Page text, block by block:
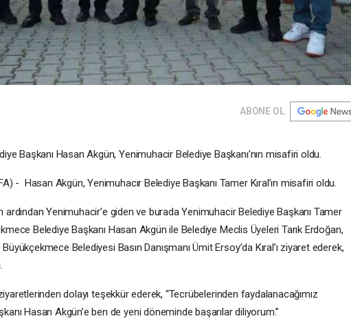
ABONE OL
Başkanı Hasan Akgün, Yenimuhacir Belediye Başkanı’nın misafiri oldu.
- Hasan Akgün, Yenimuhacır Belediye Başkanı Tamer Kıral’ın misafiri oldu.
ardından Yenimuhacir’e giden ve burada Yenimuhacir Belediye Başkanı Tamer
Belediye Başkanı Hasan Akgün ile Belediye Meclis Üyeleri Tarık Erdoğan,
Belediyesi Basın Danışmanı Ümit Ersoy’da Kıral’ı ziyaret ederek,
dolayı teşekkür ederek, “Tecrübelerinden faydalanacağımız
Hasan Akgün’e ben de yeni döneminde başarılar diliyorum.”